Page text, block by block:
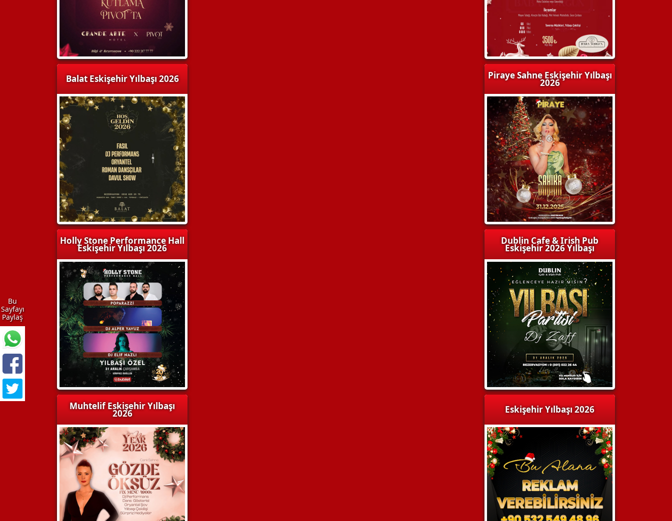
Balat Eskişehir Yılbaşı 2026
Holly Stone Performance Hall
Eskişehir Yılbaşı 2026
Muhtelif Eskişehir Yılbaşı
2026
Piraye Sahne Eskişehir Yılbaşı
2026
Dublin Cafe & Irish Pub
Eskişehir 2026 Yılbaşı
Eskişehir Yılbaşı 2026
Bu
Sayfayı
Paylaş